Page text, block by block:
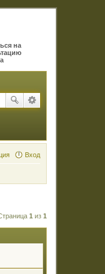
на
Вход
1 из 1